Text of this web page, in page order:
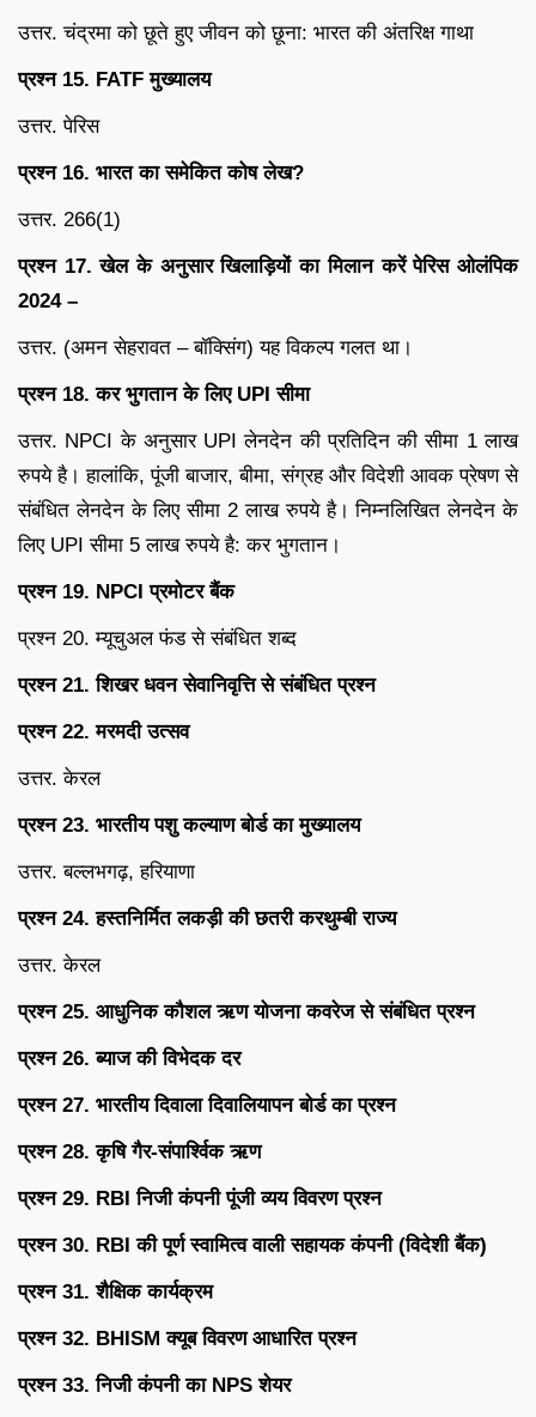
उत्तर. चंद्रमा को छूते हुए जीवन को छूना: भारत की अंतरिक्ष गाथा
प्रश्न 15. FATF मुख्यालय
उत्तर. पेरिस
प्रश्न 16. भारत का समेकित कोष लेख?
उत्तर. 266(1)
प्रश्न 17. खेल के अनुसार खिलाड़ियों का मिलान करें पेरिस ओलंपिक
2024 –
उत्तर. (अमन सेहरावत – बॉक्सिंग) यह विकल्प गलत था।
प्रश्न 18. कर भुगतान के लिए UPI सीमा
उत्तर. NPCI के अनुसार UPI लेनदेन की प्रतिदिन की सीमा 1 लाख
रुपये है। हालांकि, पूंजी बाजार, बीमा, संग्रह और विदेशी आवक प्रेषण से
संबंधित लेनदेन के लिए सीमा 2 लाख रुपये है। निम्नलिखित लेनदेन के
लिए UPI सीमा 5 लाख रुपये है: कर भुगतान।
प्रश्न 19. NPCI प्रमोटर बैंक
प्रश्न 20. म्यूचुअल फंड से संबंधित शब्द
प्रश्न 21. शिखर धवन सेवानिवृत्ति से संबंधित प्रश्न
प्रश्न 22. मरमदी उत्सव
उत्तर. केरल
प्रश्न 23. भारतीय पशु कल्याण बोर्ड का मुख्यालय
उत्तर. बल्लभगढ़, हरियाणा
प्रश्न 24. हस्तनिर्मित लकड़ी की छतरी करथुम्बी राज्य
उत्तर. केरल
प्रश्न 25. आधुनिक कौशल ऋण योजना कवरेज से संबंधित प्रश्न
प्रश्न 26. ब्याज की विभेदक दर
प्रश्न 27. भारतीय दिवाला दिवालियापन बोर्ड का प्रश्न
प्रश्न 28. कृषि गैर-संपार्श्विक ऋण
प्रश्न 29. RBI निजी कंपनी पूंजी व्यय विवरण प्रश्न
प्रश्न 30. RBI की पूर्ण स्वामित्व वाली सहायक कंपनी (विदेशी बैंक)
प्रश्न 31. शैक्षिक कार्यक्रम
प्रश्न 32. BHISM क्यूब विवरण आधारित प्रश्न
प्रश्न 33. निजी कंपनी का NPS शेयर